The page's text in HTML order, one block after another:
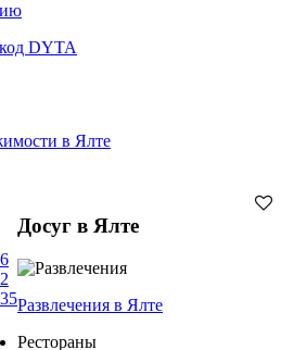
Досуг в Ялте
Развлечения в Ялте
Рестораны